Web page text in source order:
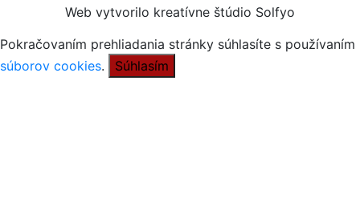
Web vytvorilo kreatívne štúdio Solfyo
Pokračovaním prehliadania stránky súhlasíte s používaním
súborov cookies. Súhlasím